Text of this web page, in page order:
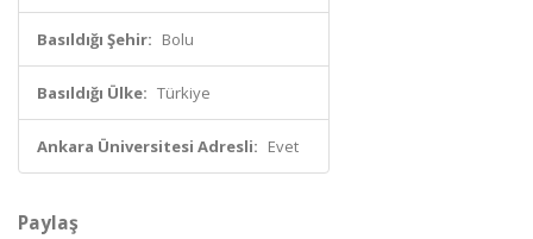
Basıldığı Şehir: Bolu
Basıldığı Ülke: Türkiye
Ankara Üniversitesi Adresli: Evet
Paylaş